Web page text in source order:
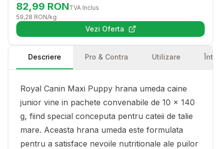
82,99 RONTVA Inclus
59,28 RON/kg
Vezi Oferta(se deschide într-o filă nouă)
Descriere Pro & Contra Utilizare
Royal Canin Maxi Puppy hrana umeda caine
junior vine in pachete convenabile de 10 x 140
g, fiind special conceputa pentru cateii de talie
mare. Aceasta hrana umeda este formulata
pentru a satisface nevoile nutritionale ale puilor